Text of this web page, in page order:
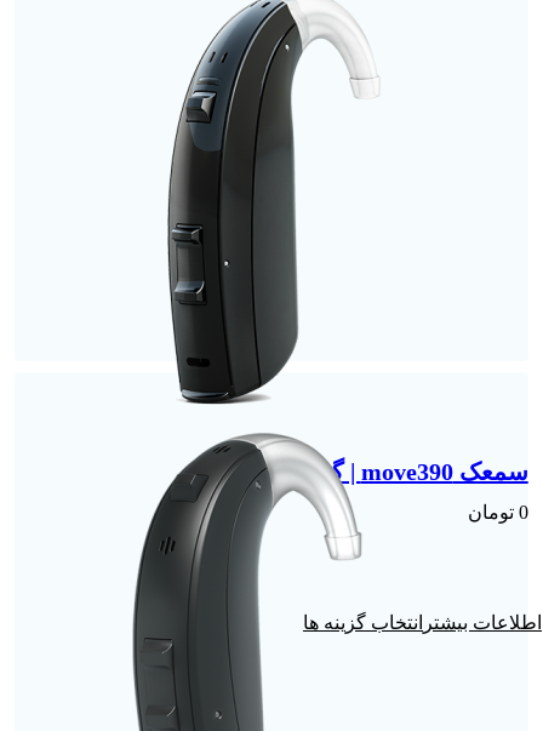
سمعک move390 | گوش راست
0 تومان
انتخاب گزینه ها